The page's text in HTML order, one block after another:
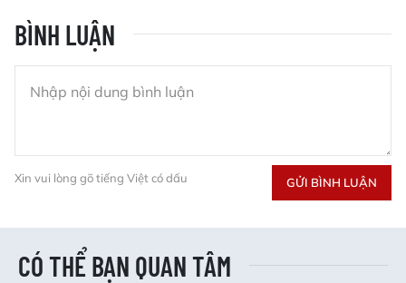
BÌNH LUẬN
Xin vui lòng gõ tiếng Việt có dấu GỬI BÌNH LUẬN
CÓ THỂ BẠN QUAN TÂM